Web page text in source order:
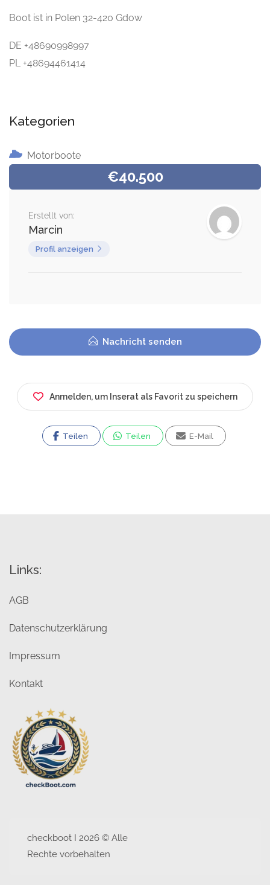
Boot ist in Polen 32-420 Gdow
DE +48690998997
PL +48694461414
Kategorien
Motorboote
€40.500
Erstellt von:
Marcin
Profil anzeigen
Nachricht senden
Anmelden, um Inserat als Favorit zu speichern
Teilen Teilen E-Mail
Links:
AGB
Datenschutzerklärung
Impressum
Kontakt
checkboot I 2026 © Alle
Rechte vorbehalten